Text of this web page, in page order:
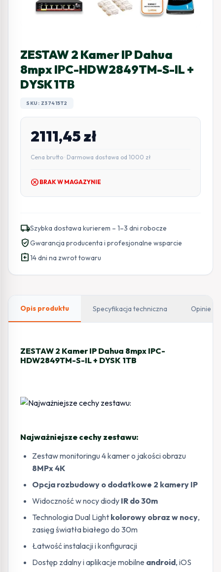
ZESTAW 2 Kamer IP Dahua
8mpx IPC-HDW2849TM-S-IL +
DYSK 1TB
SKU: Z37415T2
2111,45zł
Cena brutto · Darmowa dostawa od 1000 zł
cancel BRAK W MAGAZYNIE
local_shippingSzybka dostawa kurierem – 1–3 dni robocze
verified_userGwarancja producenta i profesjonalne wsparcie
assignment_return14 dni na zwrot towaru
Opis produktu Specyfikacja techniczna Opinie
ZESTAW 2 Kamer IP Dahua 8mpx IPC-
HDW2849TM-S-IL + DYSK 1TB
Najważniejsze cechy zestawu:
Zestaw monitoringu 4 kamer o jakości obrazu
8MPx 4K
Opcja rozbudowy o dodatkowe 2 kamery IP
Widoczność w nocy diody IR do 30m
Technologia Dual Light kolorowy obraz w nocy,
zasięg światła białego do 30m
Łatwość instalacji i konfiguracji
Dostęp zdalny i aplikacje mobilne android, iOS